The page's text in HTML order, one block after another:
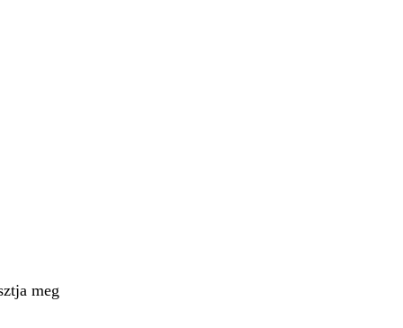
meg